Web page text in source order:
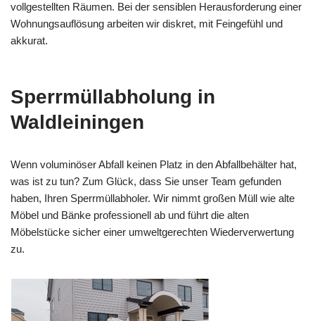
vollgestellten Räumen. Bei der sensiblen Herausforderung einer
Wohnungsauflösung arbeiten wir diskret, mit Feingefühl und
akkurat.
Sperrmüllabholung in
Waldleiningen
Wenn voluminöser Abfall keinen Platz in den Abfallbehälter hat,
was ist zu tun? Zum Glück, dass Sie unser Team gefunden
haben, Ihren Sperrmüllabholer. Wir nimmt großen Müll wie alte
Möbel und Bänke professionell ab und führt die alten
Möbelstücke sicher einer umweltgerechten Wiederverwertung
zu.